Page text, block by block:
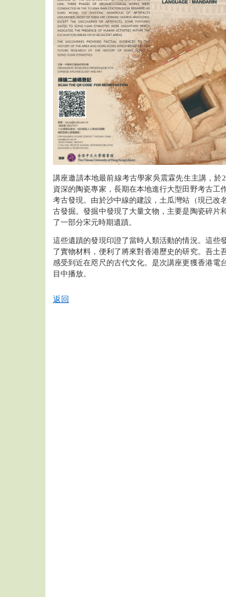
講座邀請本地最前線考古學家吳震霖先生主講，於
資深的陶瓷專家，長期在本地進行大型田野考古工
考古發現。由於沙中線的建設，土瓜灣站（現已改
古發掘。發掘中發現了大量文物，主要是陶瓷碎片
了一部分宋元時期遺蹟。
這些遺蹟的發現印證了當時人類活動的情況。這些
了實物材料，便利了將來對香港歷史的研究。吾土
感受到近在咫尺的古代文化。是次講座更獲香港電
目中播放。
返回